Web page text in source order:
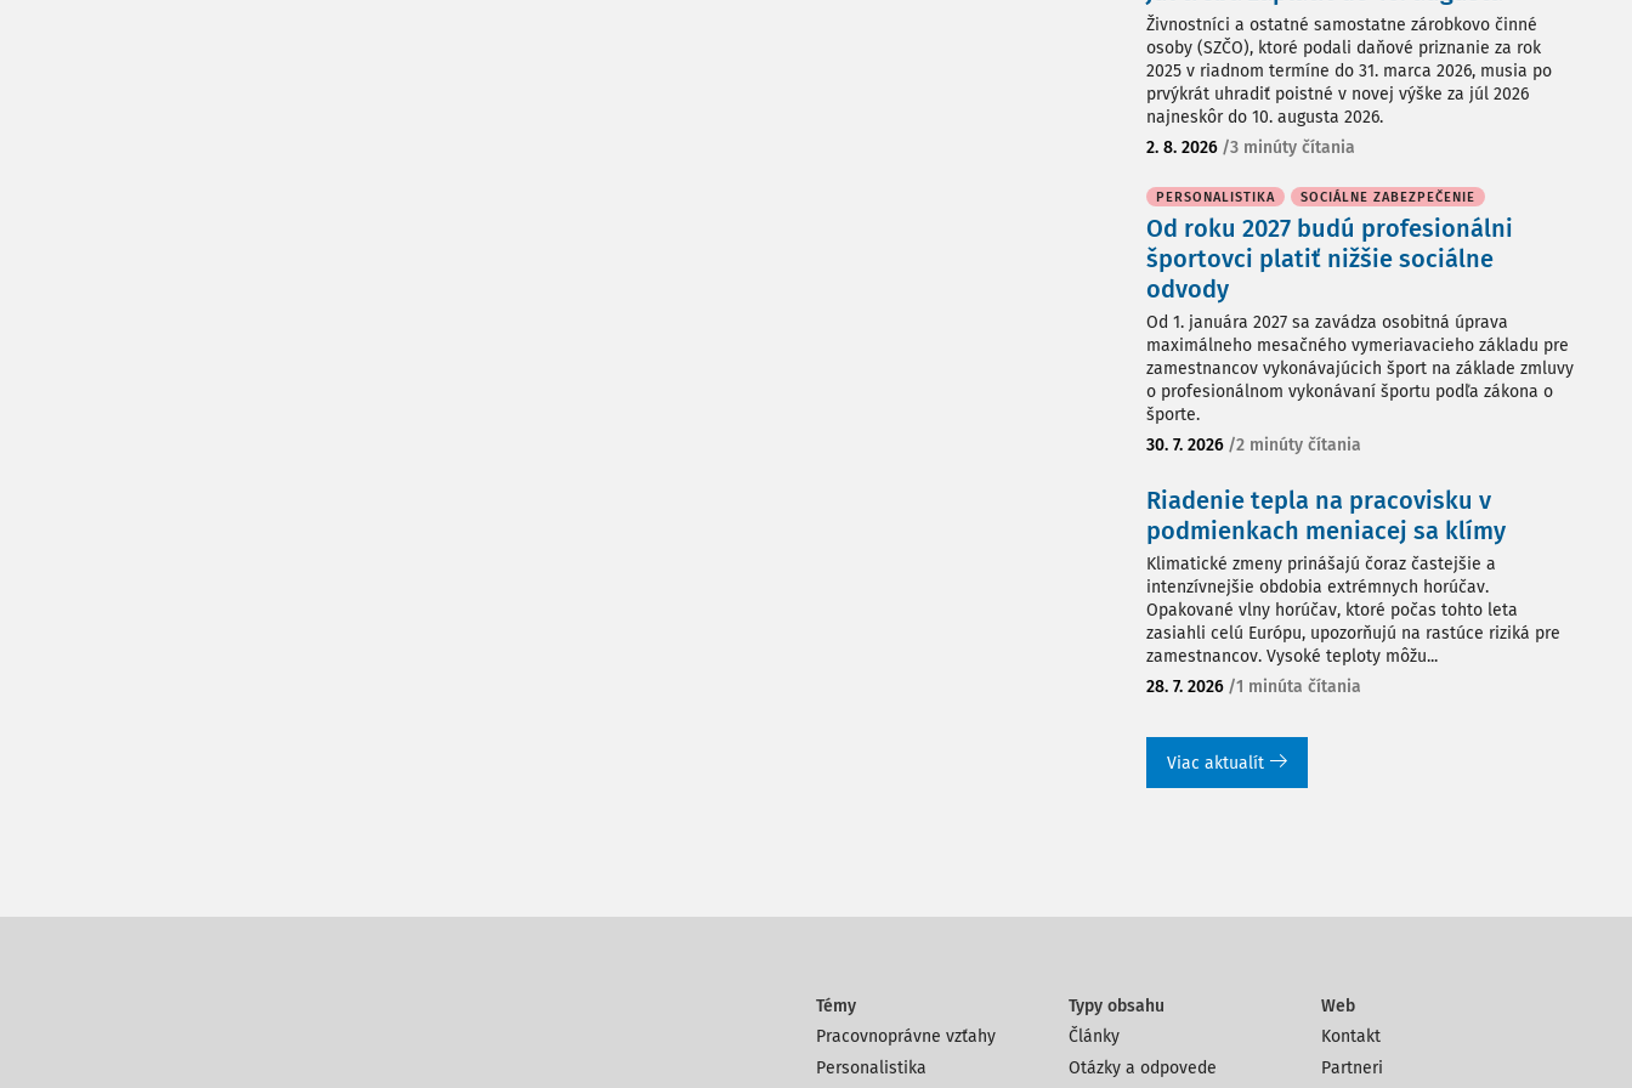
Živnostníci a ostatné samostatne zárobkovo činné
osoby (SZČO), ktoré podali daňové priznanie za rok
2025 v riadnom termíne do 31. marca 2026, musia po
prvýkrát uhradiť poistné v novej výške za júl 2026
najneskôr do 10. augusta 2026.
2. 8. 2026 /3 minúty čítania
PERSONALISTIKA SOCIÁLNE ZABEZPEČENIE
Od roku 2027 budú profesionálni
športovci platiť nižšie sociálne
odvody
Od 1. januára 2027 sa zavádza osobitná úprava
maximálneho mesačného vymeriavacieho základu pre
zamestnancov vykonávajúcich šport na základe zmluvy
o profesionálnom vykonávaní športu podľa zákona o
športe.
30. 7. 2026 /2 minúty čítania
Riadenie tepla na pracovisku v
podmienkach meniacej sa klímy
Klimatické zmeny prinášajú čoraz častejšie a
intenzívnejšie obdobia extrémnych horúčav.
Opakované vlny horúčav, ktoré počas tohto leta
zasiahli celú Európu, upozorňujú na rastúce riziká pre
zamestnancov. Vysoké teploty môžu...
28. 7. 2026 /1 minúta čítania
Viac aktualít
Témy
Pracovnoprávne vzťahy
Personalistika
Typy obsahu
Články
Otázky a odpovede
Web
Kontakt
Partneri